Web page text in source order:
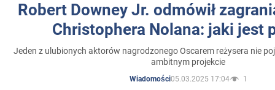
Robert Downey Jr. odmówił
Christophera Nolana: jaki jest
Jeden z ulubionych aktorów nagrodzonego Oscarem reżysera nie
ambitnym projekcie
Wiadomości05.03.2025 17:04 1